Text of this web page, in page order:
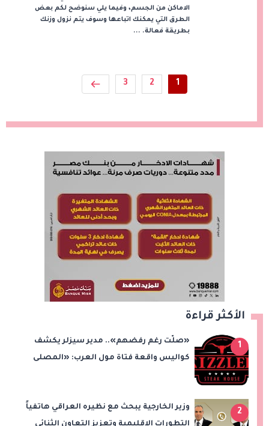
الاماكن من الجسم، وفيما يلي سنوضح لكم بعض
الطرق التي يمكنك اتباعها وسوف يتم نزول وزنك
بطريقة فعالة. ...
1
2
3
الأكثر قراءة
1
«صلّت رغم رفضهم».. مدير سيزلر يكشف
كواليس واقعة فتاة مول العرب: «المصلى
2
وزير الخارجية يبحث مع نظيره العراقي هاتفياً
التطورات الإقليمية وتعزيز التعاون الثنائي